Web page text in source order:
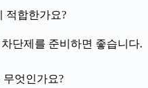
적합한가요?
단제를 준비하면 좋습니다.
무엇인가요?